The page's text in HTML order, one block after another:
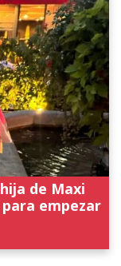
de Maxi
empezar